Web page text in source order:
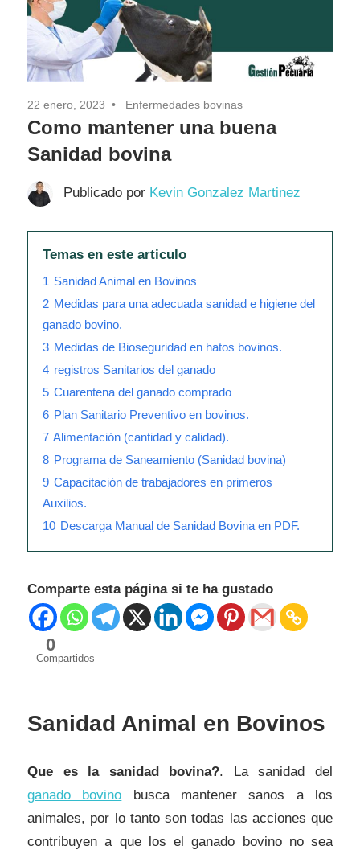
22 enero, 2023 Enfermedades bovinas
Como mantener una buena
Sanidad bovina
Publicado por Kevin Gonzalez Martinez
Temas en este articulo
1 Sanidad Animal en Bovinos
2 Medidas para una adecuada sanidad e higiene del
ganado bovino.
3 Medidas de Bioseguridad en hatos bovinos.
4 registros Sanitarios del ganado
5 Cuarentena del ganado comprado
6 Plan Sanitario Preventivo en bovinos.
7 Alimentación (cantidad y calidad).
8 Programa de Saneamiento (Sanidad bovina)
9 Capacitación de trabajadores en primeros
Auxilios.
10 Descarga Manual de Sanidad Bovina en PDF.
Comparte esta página si te ha gustado
0
Compartidos
Sanidad Animal en Bovinos
Que es la sanidad bovina?. La sanidad del
ganado bovino busca mantener sanos a los
animales, por lo tanto son todas las acciones que
contribuyen a que los el ganado bovino no sea